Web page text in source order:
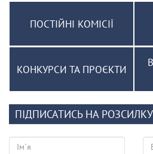
ПОСТІЙНІ КОМІСІЇ
КОНКУРСИ ТА ПРОЄКТИ
ПІДПИСАТИСЬ НА РОЗСИЛКУ